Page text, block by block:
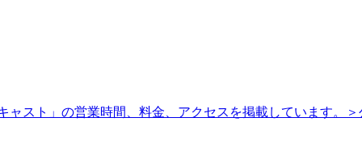
ャスト」の営業時間、料金、アクセスを掲載しています。